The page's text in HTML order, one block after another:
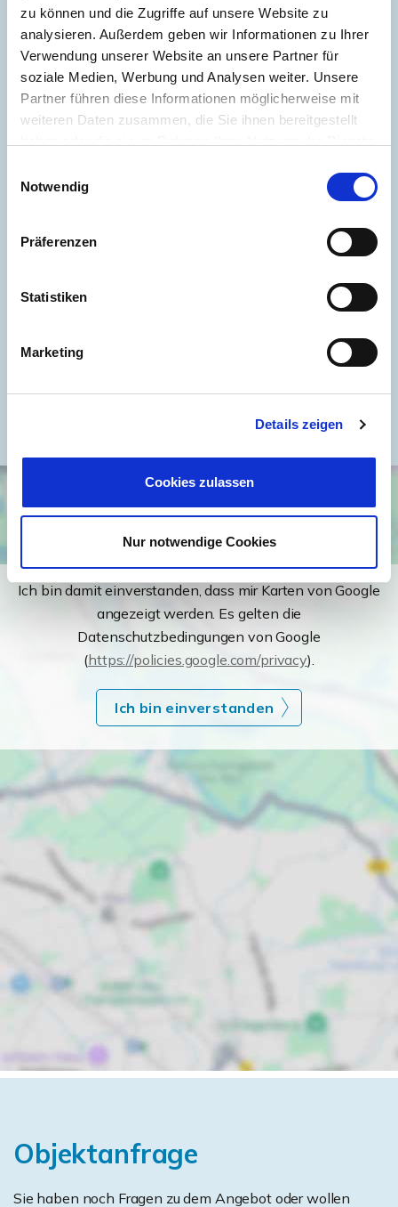
zu können und die Zugriffe auf unsere Website zu
analysieren. Außerdem geben wir Informationen zu Ihrer
Verwendung unserer Website an unsere Partner für
soziale Medien, Werbung und Analysen weiter. Unsere
Partner führen diese Informationen möglicherweise mit
weiteren Daten zusammen, die Sie ihnen bereitgestellt
Notwendig
Präferenzen
Statistiken
Marketing
Details zeigen
Cookies zulassen
Nur notwendige Cookies
204,03 kWh / (m²*a)
Endenergiebedarf
Weitere Informationen
ab dem 1.5.2014
Energieausweis Baujahr
Ich bin damit einverstanden, dass mir Karten von Google
angezeigt werden. Es gelten die
Datenschutzbedingungen von Google
(https://policies.google.com/privacy).
Ich bin einverstanden
Objektanfrage
Sie haben noch Fragen zu dem Angebot oder wollen